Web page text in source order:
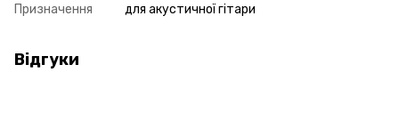
Призначення
для акустичної гітари
Відгуки